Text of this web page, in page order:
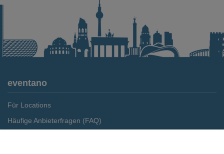
eventano
Für Locations
Häufige Anbieterfragen (FAQ)